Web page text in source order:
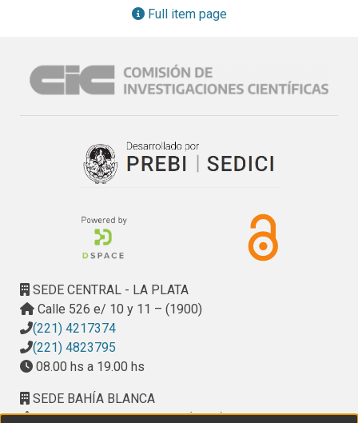
y post experiencia en todas las capacidades (visomotora –
obtener un modelo de inferencia(GLM) adecuado para
estos datos, ya que la única variable que resulta
Implementación de TICs en la cátedra los alumnos
identifican competencias que se ven fortalecidas y las
herramientas que les resultaron más útiles.
Es necesario destacar el rol que se debe cumplir como
profesores de una materia como Metodología de la
Investigación en la búsqueda permanente de técnicas y
alumnos, enmarcadas en una mirada más profunda
epistemológica.
Full item page
SEDE CENTRAL - LA PLATA
Calle 526 e/ 10 y 11 – (1900)
(221) 4217374
(221) 4823795
08.00 hs a 19.00 hs
SEDE BAHÍA BLANCA
Calle Ciudad de Cali 320 – (8000). Universidad